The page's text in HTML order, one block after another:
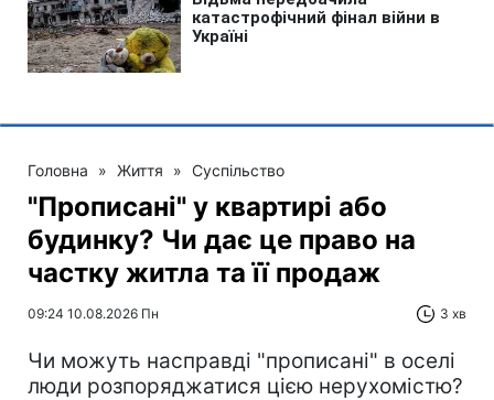
Головна » Життя » Суспільство
"Прописані" у квартирі або
будинку? Чи дає це право на
частку житла та її продаж
09:24 10.08.2026 Пн 3 хв
Чи можуть насправді "прописані" в оселі
люди розпоряджатися цією нерухомістю?